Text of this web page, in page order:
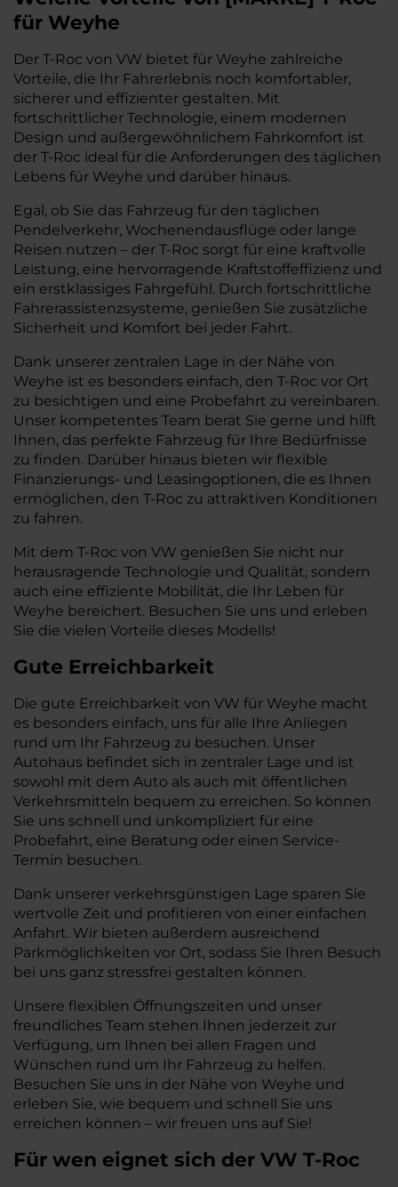
für Weyhe
Der T-Roc von VW bietet für Weyhe zahlreiche
Vorteile, die Ihr Fahrerlebnis noch komfortabler,
sicherer und effizienter gestalten. Mit
fortschrittlicher Technologie, einem modernen
Design und außergewöhnlichem Fahrkomfort ist
der T-Roc ideal für die Anforderungen des täglichen
Lebens für Weyhe und darüber hinaus.
Egal, ob Sie das Fahrzeug für den täglichen
Pendelverkehr, Wochenendausflüge oder lange
Reisen nutzen – der T-Roc sorgt für eine kraftvolle
Leistung, eine hervorragende Kraftstoffeffizienz und
ein erstklassiges Fahrgefühl. Durch fortschrittliche
Fahrerassistenzsysteme, genießen Sie zusätzliche
Sicherheit und Komfort bei jeder Fahrt.
Dank unserer zentralen Lage in der Nähe von
Weyhe ist es besonders einfach, den T-Roc vor Ort
zu besichtigen und eine Probefahrt zu vereinbaren.
Unser kompetentes Team berät Sie gerne und hilft
Ihnen, das perfekte Fahrzeug für Ihre Bedürfnisse
zu finden. Darüber hinaus bieten wir flexible
Finanzierungs- und Leasingoptionen, die es Ihnen
ermöglichen, den T-Roc zu attraktiven Konditionen
zu fahren.
Mit dem T-Roc von VW genießen Sie nicht nur
herausragende Technologie und Qualität, sondern
auch eine effiziente Mobilität, die Ihr Leben für
Weyhe bereichert. Besuchen Sie uns und erleben
Sie die vielen Vorteile dieses Modells!
Gute Erreichbarkeit
Die gute Erreichbarkeit von VW für Weyhe macht
es besonders einfach, uns für alle Ihre Anliegen
rund um Ihr Fahrzeug zu besuchen. Unser
Autohaus befindet sich in zentraler Lage und ist
sowohl mit dem Auto als auch mit öffentlichen
Verkehrsmitteln bequem zu erreichen. So können
Sie uns schnell und unkompliziert für eine
Probefahrt, eine Beratung oder einen Service-
Termin besuchen.
Dank unserer verkehrsgünstigen Lage sparen Sie
wertvolle Zeit und profitieren von einer einfachen
Anfahrt. Wir bieten außerdem ausreichend
Parkmöglichkeiten vor Ort, sodass Sie Ihren Besuch
bei uns ganz stressfrei gestalten können.
Unsere flexiblen Öffnungszeiten und unser
freundliches Team stehen Ihnen jederzeit zur
Verfügung, um Ihnen bei allen Fragen und
Wünschen rund um Ihr Fahrzeug zu helfen.
Besuchen Sie uns in der Nähe von Weyhe und
erleben Sie, wie bequem und schnell Sie uns
erreichen können – wir freuen uns auf Sie!
Für wen eignet sich der VW T-Roc